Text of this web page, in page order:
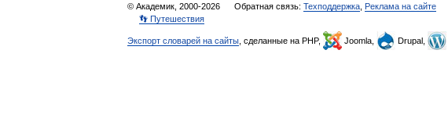
© Академик, 2000-2026 Обратная связь: Техподдержка Реклама на сайте
👣 Путешествия
Экспорт словарей на сайты , сделанные на PHP, Joomla, Drupal,